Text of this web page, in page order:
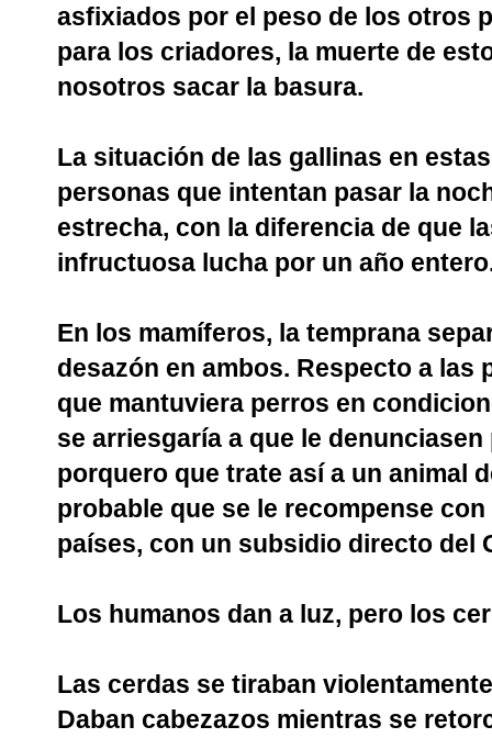
asfixiados por el peso de los otros
para los criadores, la muerte de
nosotros sacar la basura.
La situación de las gallinas en
personas que intentan pasar la
estrecha, con la diferencia de que
infructuosa lucha por un año
En los mamíferos, la temprana
desazón en ambos. Respecto a
que mantuviera perros en
se arriesgaría a que le
porquero que trate así a un animal
probable que se le recompense
países, con un subsidio directo del
Los humanos dan a luz, pero los
Las cerdas se tiraban
Daban cabezazos mientras se